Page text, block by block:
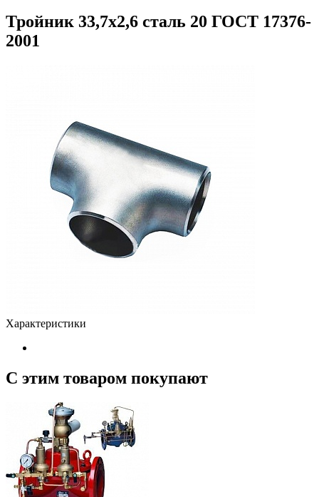
Тройник 33,7х2,6 сталь 20 ГОСТ 17376-
2001
Характеристики
С этим товаром покупают